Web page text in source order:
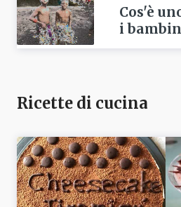
Cos'è
i
Ricette di cucina